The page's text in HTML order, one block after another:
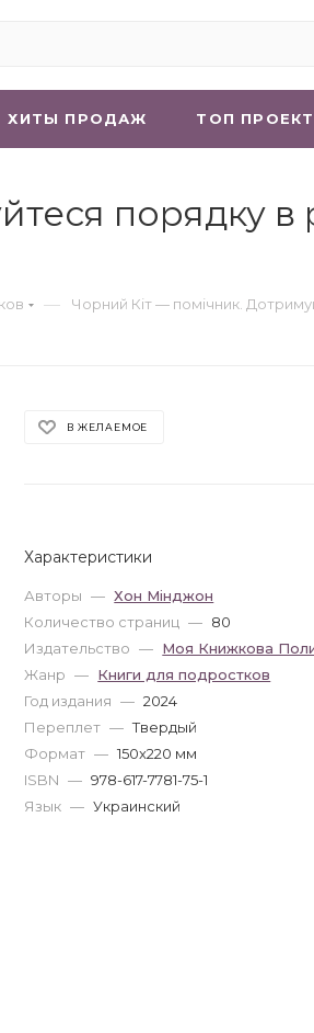
ХИТЫ ПРОДАЖ ТОП
порядку в
— Чорний Кіт — помічник.
В ЖЕЛАЕМОЕ
Характеристики
Авторы — Хон Мінджон
Количество страниц — 80
Издательство — Моя Книжкова
Жанр — Книги для подростков
Год издания — 2024
Переплет — Твердый
Формат — 150x220 мм
ISBN — 978-617-7781-75-1
Язык — Украинский